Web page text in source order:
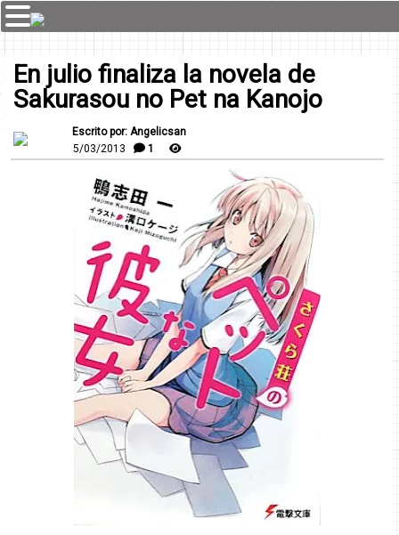
En julio finaliza la novela de
Sakurasou no Pet na Kanojo
Escrito por: Angelicsan
5/03/2013
1